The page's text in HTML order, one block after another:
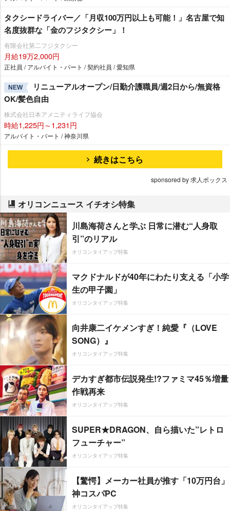
タクシードライバー／「月収100万円以上も可能！」名古屋で知
名度抜群な「金のフジタクシー」！
有限会社第二フジタクシー
月給19万2,000円
正社員 / アルバイト・パート / 契約社員 / 愛知県
NEW
リニューアルオープン/日勤介護職員/週2日から/無資格
OK/髪色自由
株式会社日本アメニティライフ協会
時給1,225円～1,231円
アルバイト・パート / 神奈川県
続きはこちら
sponsored by 求人ボックス
オリコンニュース イチオシ特集
川島海荷さんと学ぶ 日常に潜む“人身取
引”のリアル
オリコンタイアップ特集
マクドナルドが40年にわたり支える「小学
生の甲子園」
オリコンタイアップ特集
向井康二イケメンすぎ！純愛『（LOVE
SONG）』
オリコンタイアップ特集
デカすぎ都市伝説発生!?ファミマ45％増量
作戦再来
オリコンタイアップ特集
SUPER★DRAGON、自ら描いた”レトロ
フューチャー”
オリコンタイアップ特集
【驚愕】メーカー社員が推す「10万円台」
神コスパPC
オリコンタイアップ特集